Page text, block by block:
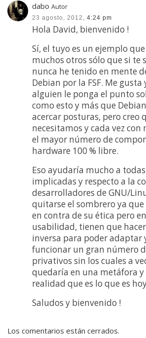
dabo Autor
23 agosto, 2012, 4:24 pm
Hola David, bienvenido !
Sí, el tuyo es un ejemplo
muchos otros sólo que si te
nunca he tenido en mente
Debian por la FSF. Me
alguien le ponga el punto
como esto y más que
acercar posturas, pero creo
necesitamos y cada vez con
el mayor número de
hardware 100 % libre.
Eso ayudaría mucho a
implicadas y respecto a la
desarrolladores de GNU/
quitarse el sombrero ya que
en contra de su ética pero
usabilidad, tienen que
inversa para poder adaptar
funcionar un gran número
privativos sin los cuales a
quedaría en una metáfora y
realidad que es lo que es
Saludos y bienvenido !
Los comentarios están cerrados.